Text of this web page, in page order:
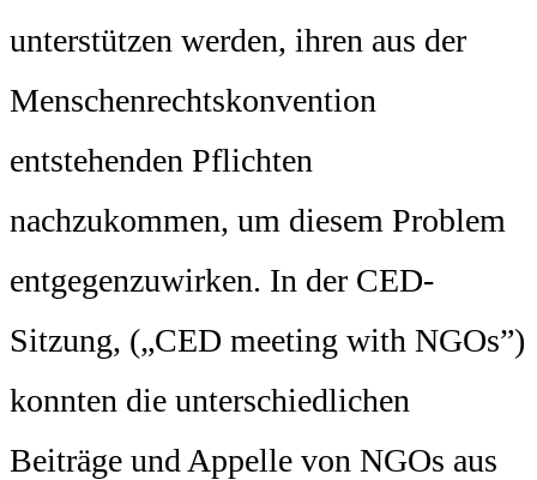
unterstützen werden, ihren aus der
Menschenrechtskonvention
entstehenden Pflichten
nachzukommen, um diesem Problem
entgegenzuwirken. In der CED-
Sitzung, („CED meeting with NGOs”)
konnten die unterschiedlichen
Beiträge und Appelle von NGOs aus